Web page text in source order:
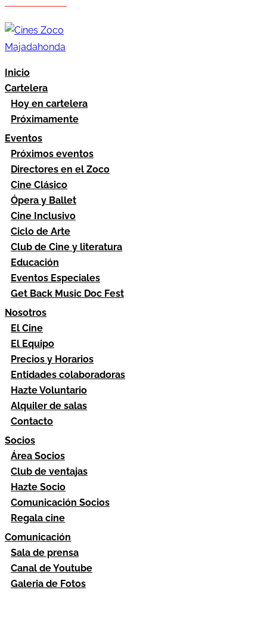
Inicio
Cartelera
Hoy en cartelera
Próximamente
Eventos
Próximos eventos
Directores en el Zoco
Cine Clásico
Ópera y Ballet
Cine Inclusivo
Ciclo de Arte
Club de Cine y literatura
Educación
Eventos Especiales
Get Back Music Doc Fest
Nosotros
El Cine
El Equipo
Precios y Horarios
Entidades colaboradoras
Hazte Voluntario
Alquiler de salas
Contacto
Socios
Área Socios
Club de ventajas
Hazte Socio
Comunicación Socios
Regala cine
Comunicación
Sala de prensa
Canal de Youtube
Galeria de Fotos